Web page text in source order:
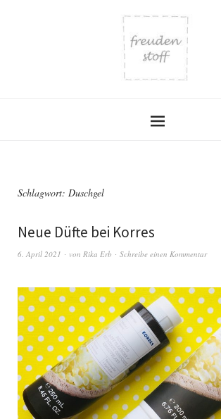
Schlagwort: Duschgel
Neue Düfte bei Korres
6. April 2021 von Rika Erb Schreibe einen Kommentar